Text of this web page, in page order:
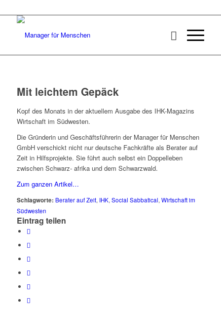
Mit leichtem Gepäck
Kopf des Monats in der aktuellem Ausgabe des IHK-Magazins
Wirtschaft im Südwesten.
Die Gründerin und Geschäftsführerin der Manager für Menschen
GmbH verschickt nicht nur deutsche Fachkräfte als Berater auf
Zeit in Hilfsprojekte. Sie führt auch selbst ein Doppelleben
zwischen Schwarz- afrika und dem Schwarzwald.
Zum ganzen Artikel…
Schlagworte: Berater auf Zeit, IHK, Social Sabbatical, Wirtschaft im
Südwesten
Eintrag teilen